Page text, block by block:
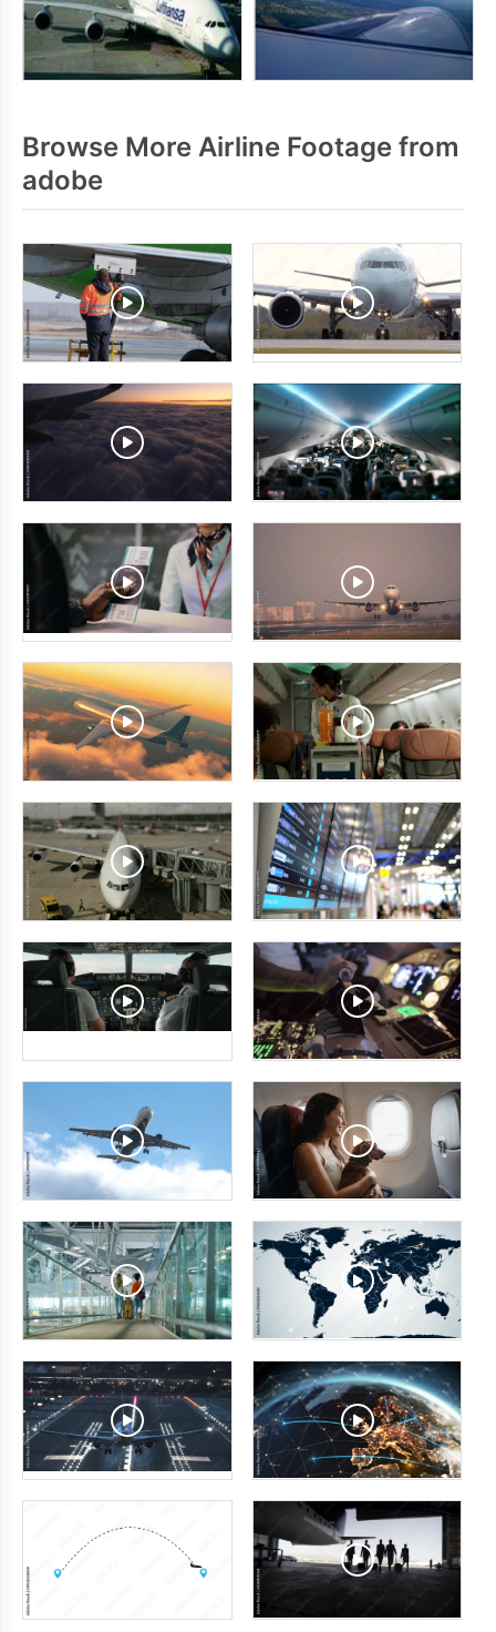
Browse More Airline Footage from
adobe